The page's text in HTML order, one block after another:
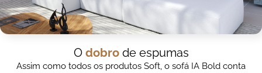
O dobrode espumas
Assim como todos os produtos Soft, o sofá IA Bold conta